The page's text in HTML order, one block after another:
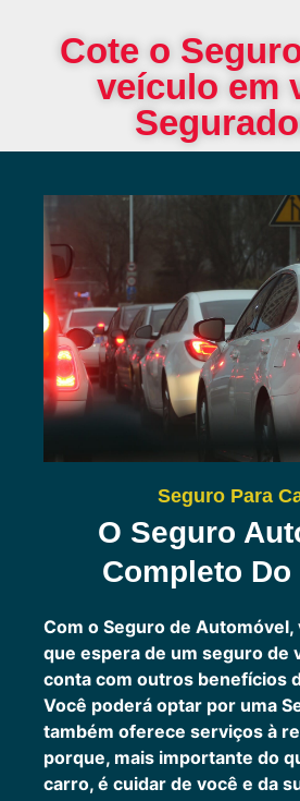
Cote o
veículo em
Seguro Para
O Seguro
Completo
Com o Seguro de
que espera de um seguro de
conta com outros benefícios
Você poderá optar por uma
também oferece serviços à
porque, mais importante do
carro, é cuidar de você e da